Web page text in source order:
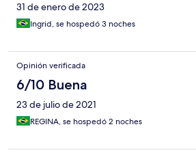
31 de enero de 2023
Ingrid, se hospedó 3 noches
Opinión verificada
6/10 Buena
23 de julio de 2021
REGINA, se hospedó 2 noches